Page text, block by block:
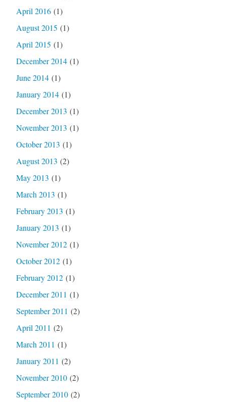
April 2016(1)
August 2015 (1)
April 2015 (1)
December 2014(1)
June 2014(1)
January 2014(1)
December 2013 (1)
November 2013 (1)
October 2013 (1)
August 2013 (2)
May 2013 (1)
March 2013 (1)
February 2013 (1)
January 2013 (1)
November 2012(1)
October 2012(1)
February 2012(1)
December 2011 (1)
September 2011 (2)
April 2011 (2)
March 2011 (1)
January 2011 (2)
November 2010(2)
September 2010(2)